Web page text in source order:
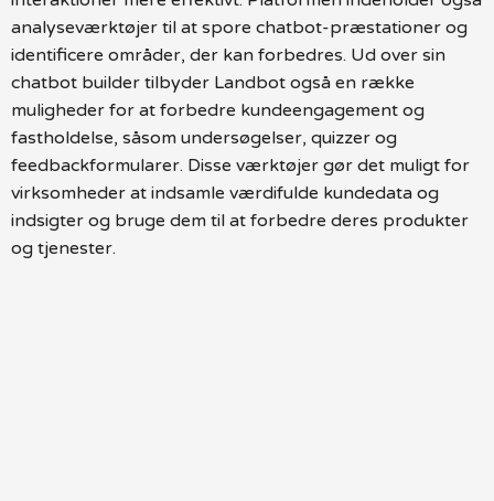
analyseværktøjer til at spore chatbot-præstationer og
identificere områder, der kan forbedres. Ud over sin
chatbot builder tilbyder Landbot også en række
muligheder for at forbedre kundeengagement og
fastholdelse, såsom undersøgelser, quizzer og
feedbackformularer. Disse værktøjer gør det muligt for
virksomheder at indsamle værdifulde kundedata og
indsigter og bruge dem til at forbedre deres produkter
og tjenester.